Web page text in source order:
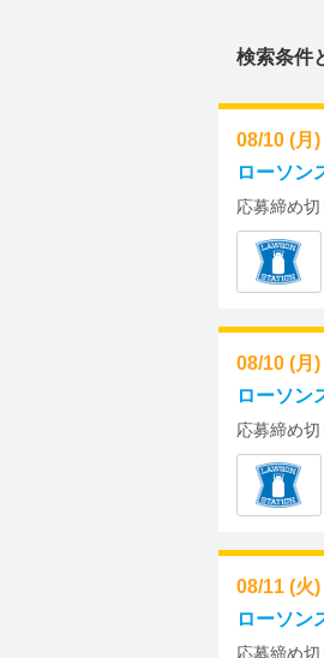
検索条件
08/10 (月
ローソン
応募締め切
08/10 (月
ローソン
応募締め切
08/11 (火
ローソン
応募締め切